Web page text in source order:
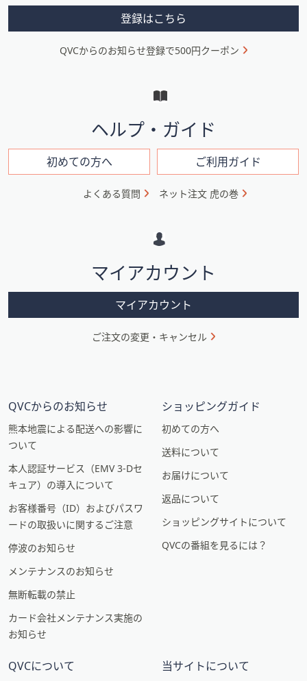
メ
ニ
ン
ン
登録はこちら
QVCからのお知らせ登録で500円クーポン
ヘルプ・ガイド
初めての方へ ご利用ガイド
よくある質問 ネット注文 虎の巻
マイアカウント
マイアカウント
ご注文の変更・キャンセル
QVCからのお知らせ
熊本地震による配送への影響に
ついて
本人認証サービス（EMV 3-Dセ
キュア）の導入について
お客様番号（ID）およびパスワ
ードの取扱いに関するご注意
停波のお知らせ
メンテナンスのお知らせ
無断転載の禁止
カード会社メンテナンス実施の
お知らせ
ショッピングガイド
初めての方へ
送料について
お届けについて
返品について
ショッピングサイトについて
QVCの番組を見るには？
QVCについて 当サイトについて